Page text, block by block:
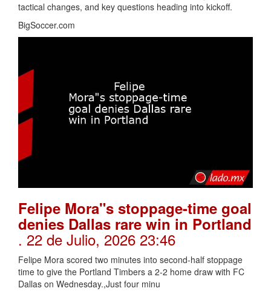
tactical changes, and key questions heading into kickoff.
BigSoccer.com
Felipe Mora"s stoppage-time goal
denies Dallas rare win in Portland
. 22 de Julio, 2026 23:46
Felipe Mora scored two minutes into second-half stoppage
time to give the Portland Timbers a 2-2 home draw with FC
Dallas on Wednesday.,Just four minu